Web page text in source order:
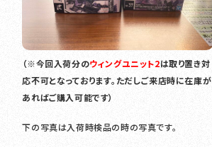
（※今回入荷分のウィングユニット2は取り置き対
応不可となっております。ただしご来店時に在庫が
あればご購入可能です）
下の写真は入荷時検品の時の写真です。